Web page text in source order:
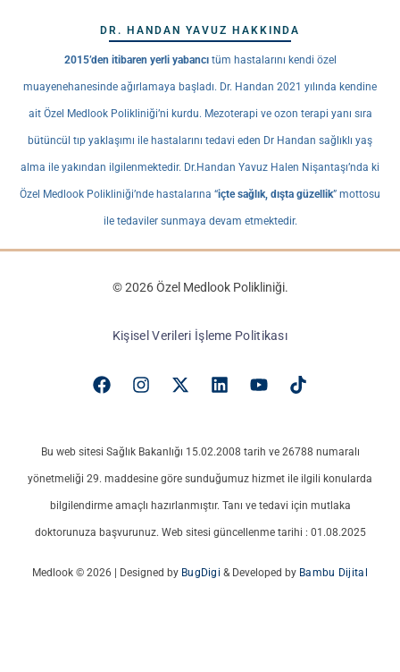
DR. HANDAN YAVUZ HAKKINDA
2015’den itibaren yerli yabancıtüm hastalarını kendi özel
muayenehanesinde ağırlamaya başladı. Dr. Handan 2021 yılında kendine
ait Özel Medlook Polikliniği’ni kurdu. Mezoterapi ve ozon terapi yanı sıra
bütüncül tıp yaklaşımı ile hastalarını tedavi eden Dr Handan sağlıklı yaş
alma ile yakından ilgilenmektedir. Dr.Handan Yavuz Halen Nişantaşı’nda ki
Özel Medlook Polikliniği’nde hastalarına “içte sağlık, dışta güzellik” mottosu
ile tedaviler sunmaya devam etmektedir.
© 2026 Özel Medlook Polikliniği.
Kişisel Verileri İşleme Politikası
Bu web sitesi Sağlık Bakanlığı 15.02.2008 tarih ve 26788 numaralı
yönetmeliği 29. maddesine göre sunduğumuz hizmet ile ilgili konularda
bilgilendirme amaçlı hazırlanmıştır. Tanı ve tedavi için mutlaka
doktorunuza başvurunuz. Web sitesi güncellenme tarihi : 01.08.2025
Medlook © 2026 | Designed by BugDigi & Developed by Bambu Dijital